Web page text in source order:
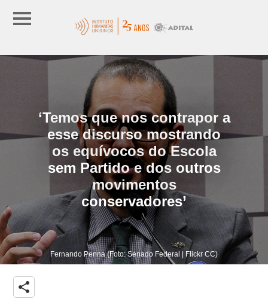
‘Temos que nos contrapor a
esse discurso mostrando
os equívocos do Escola
sem Partido e dos outros
movimentos
conservadores’
Fernando Penna (Foto: Senado Federal | Flickr CC)
share